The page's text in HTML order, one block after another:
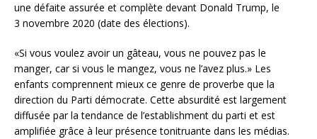
une défaite assurée et complète devant Donald Trump, le
3 novembre 2020 (date des élections).
«Si vous voulez avoir un gâteau, vous ne pouvez pas le
manger, car si vous le mangez, vous ne l’avez plus.» Les
enfants comprennent mieux ce genre de proverbe que la
direction du Parti démocrate. Cette absurdité est largement
diffusée par la tendance de l’establishment du parti et est
amplifiée grâce à leur présence tonitruante dans les médias.